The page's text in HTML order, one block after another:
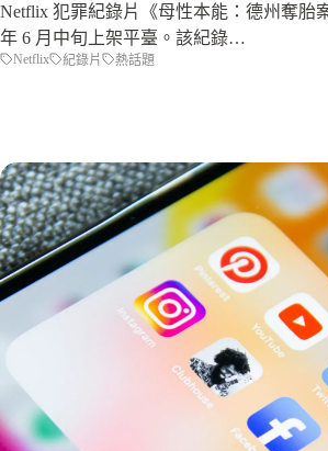
Netflix 犯罪紀錄片《母性本能：德州奪胎
年 6 月中旬上架平臺。該紀錄…
Netflix 紀錄片 熱話題